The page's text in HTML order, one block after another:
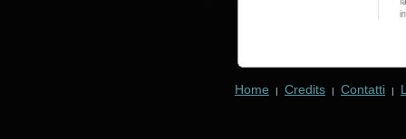
Home | Credits | Contatti |